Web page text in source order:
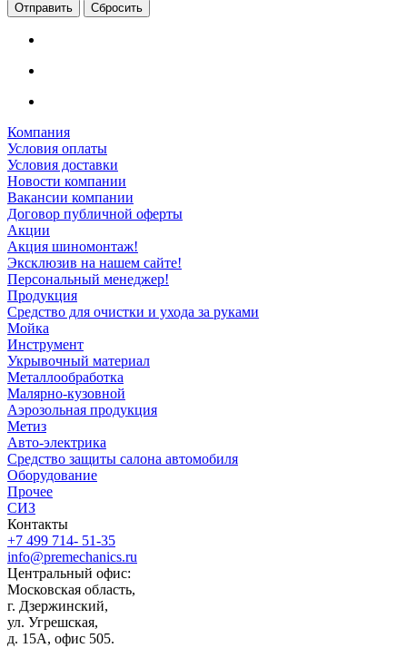
Сбросить
Компания
Условия оплаты
Условия доставки
Новости компании
Вакансии компании
Договор публичной оферты
Акции
Акция шиномонтаж!
Эксклюзив на нашем сайте!
Персональный менеджер!
Продукция
Средство для очистки и ухода за руками
Мойка
Инструмент
Укрывочный материал
Металлообработка
Малярно-кузовной
Аэрозольная продукция
Метиз
Авто-электрика
Средство защиты салона автомобиля
Оборудование
Прочее
СИЗ
Контакты
+7 499 714- 51-35
info@premechanics.ru
Центральный офис:
Московская область,
г. Дзержинский,
ул. Угрешская,
д. 15А, офис 505.